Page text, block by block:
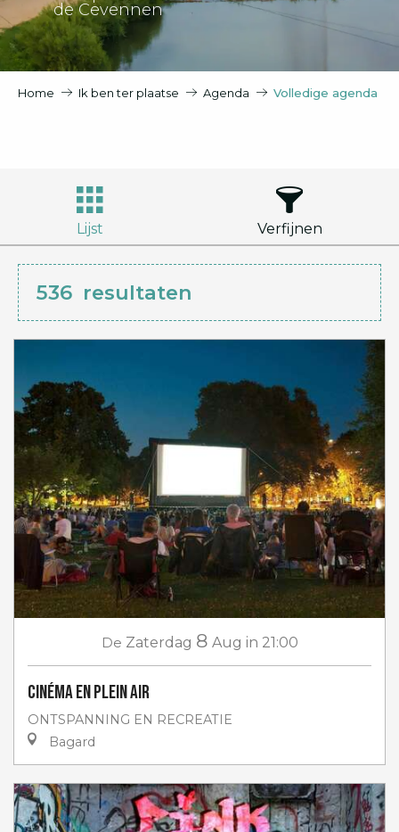
de Cevennen
Home Ik ben ter plaatse Agenda Volledige agenda
Lijst Verfijnen
536 resultaten
De Zaterdag 8 Aug in 21:00
Cinéma en plein air
ONTSPANNING EN RECREATIE
Bagard